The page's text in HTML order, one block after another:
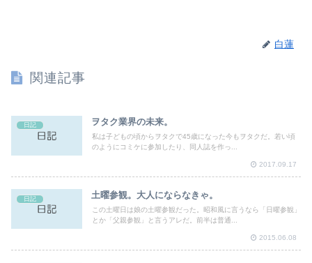
白蓮
関連記事
日記 ヲタク業界の未来。
私は子どもの頃からヲタクで45歳になった今もヲタクだ。若い頃
のようにコミケに参加したり、同人誌を作っ...
2017.09.17
日記 土曜参観。大人にならなきゃ。
この土曜日は娘の土曜参観だった。昭和風に言うなら「日曜参観」
とか「父親参観」と言うアレだ。前半は普通...
2015.06.08